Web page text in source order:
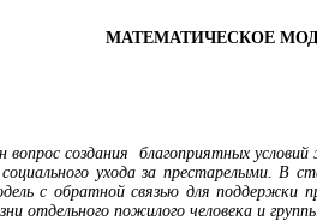
МАТЕМАТИЧЕСКОЕ
вопрос создания
благоприятных
ухода за престарелыми. В
с обратной связью для поддержки
отдельного пожилого человека и